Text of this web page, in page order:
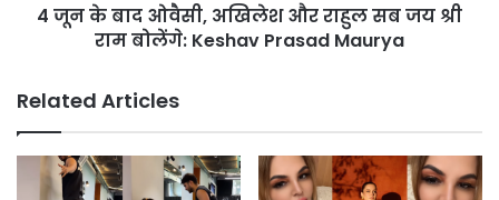
Keshav
Prasad
Maurya
4 जून के बाद ओवैसी, अखिलेश और राहुल सब जय श्री
राम बोलेंगे: Keshav Prasad Maurya
Related Articles